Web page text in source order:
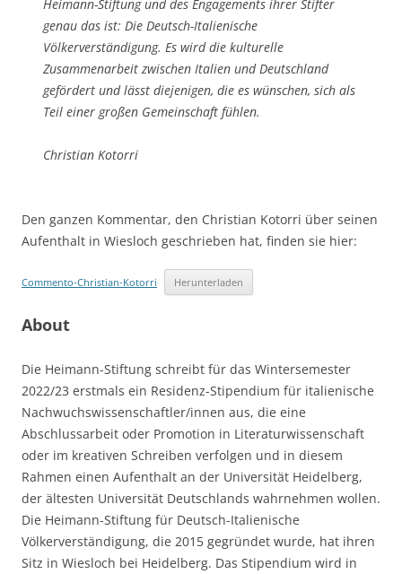
Heimann-Stiftung und des Engagements ihrer Stifter
genau das ist: Die Deutsch-Italienische
Völkerverständigung. Es wird die kulturelle
Zusammenarbeit zwischen Italien und Deutschland
gefördert und lässt diejenigen, die es wünschen, sich als
Teil einer großen Gemeinschaft fühlen.
Christian Kotorri
Den ganzen Kommentar, den Christian Kotorri über seinen
Aufenthalt in Wiesloch geschrieben hat, finden sie hier:
Commento-Christian-Kotorri Herunterladen
About
Die Heimann-Stiftung schreibt für das Wintersemester
2022/23 erstmals ein Residenz-Stipendium für italienische
Nachwuchswissenschaftler/innen aus, die eine
Abschlussarbeit oder Promotion in Literaturwissenschaft
oder im kreativen Schreiben verfolgen und in diesem
Rahmen einen Aufenthalt an der Universität Heidelberg,
der ältesten Universität Deutschlands wahrnehmen wollen.
Die Heimann-Stiftung für Deutsch-Italienische
Völkerverständigung, die 2015 gegründet wurde, hat ihren
Sitz in Wiesloch bei Heidelberg. Das Stipendium wird in